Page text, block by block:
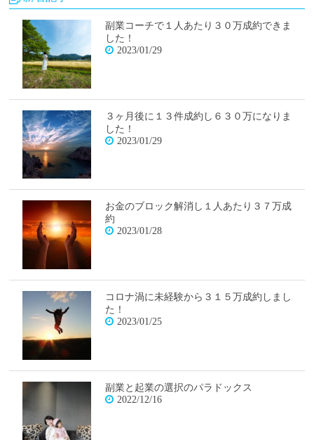
副業コーチで１人あたり３０万成約できま
した！
2023/01/29
３ヶ月後に１３件成約し６３０万になりま
した！
2023/01/29
お金のブロック解消し１人あたり３７万成
約
2023/01/28
コロナ渦に未経験から３１５万成約しまし
た！
2023/01/25
副業と起業の選択のパラドックス
2022/12/16